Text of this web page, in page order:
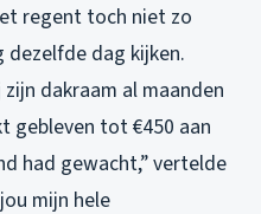
regent toch niet zo
dezelfde dag kijken.
dakraam al maanden
gebleven tot €450 aan
had gewacht,” vertelde
mijn hele